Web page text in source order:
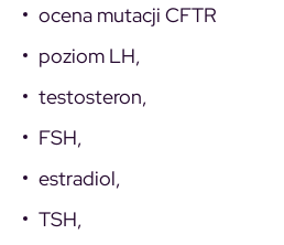
ocena mutacji CFTR
poziom LH,
testosteron,
FSH,
estradiol,
TSH,